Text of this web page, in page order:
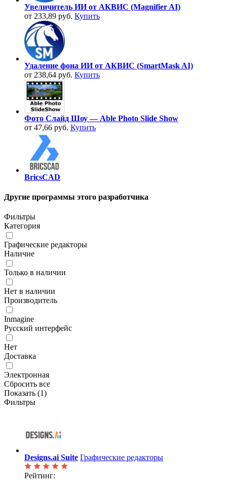
Увеличитель ИИ от АКВИС (Magnifier AI)
от 233,89 руб. Купить
Удаление фона ИИ от АКВИС (SmartMask AI)
от 238,64 руб. Купить
Фото Слайд Шоу — Able Photo Slide Show
от 47,66 руб. Купить
BricsCAD
Другие программы этого разработчика
Фильтры
Категория
Графические редакторы
Наличие
Только в наличии
Нет в наличии
Производитель
Inmagine
Русский интерфейс
Нет
Доставка
Электронная
Сбросить все
Показать (1)
Фильтры
Designs.ai Suite Графические редакторы
Рейтинг: